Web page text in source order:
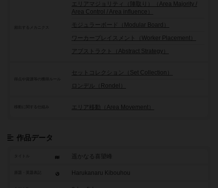
頻出するメカニクス
エリアマジョリティ（陣取り）（Area Majority /
Area Control / Area influence）
モジュラーボード（Modular Board）
ワーカープレイスメント（Worker Placement）
アブストラクト（Abstract Strategy）
セットコレクション（Set Collection）
ロンデル（Rondel）
移動に関する仕組み エリア移動（Area Movement）
作品データ
タイトル 遥かなる喜望峰
Harukanaru Kibouhou